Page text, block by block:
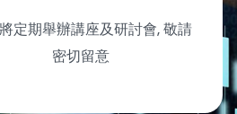
定期舉辦講座及研討會, 敬請
密切留意